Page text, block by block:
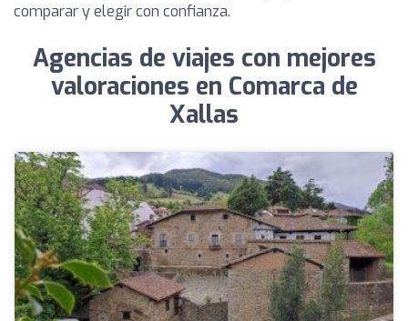
comparar y elegir con confianza.
Agencias de viajes con mejores
valoraciones en Comarca de
Xallas